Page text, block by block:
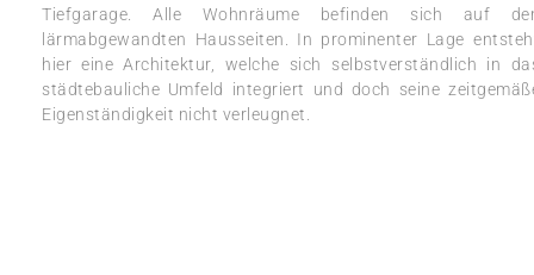
Tiefgarage. Alle Wohnräume befinden sich auf
lärmabgewandten Hausseiten. In prominenter Lage
hier eine Architektur, welche sich selbstverständlich in
städtebauliche Umfeld integriert und doch seine
Eigenständigkeit nicht verleugnet.